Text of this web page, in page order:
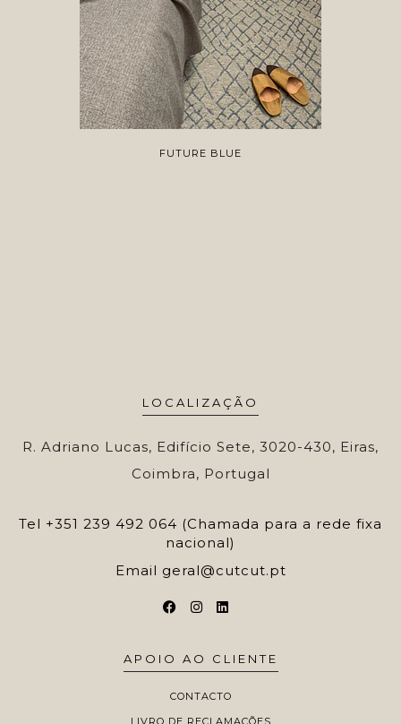
FUTURE BLUE
LOCALIZAÇÃO
R. Adriano Lucas, Edifício Sete, 3020-430, Eiras,
Coimbra, Portugal
Tel +351 239 492 064 (Chamada para a rede fixa
nacional)
Email geral@cutcut.pt
APOIO AO CLIENTE
CONTACTO
LIVRO DE RECLAMAÇÕES